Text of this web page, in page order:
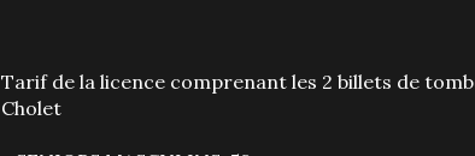
Tarif de la licence comprenant les 2 billets de
Cholet